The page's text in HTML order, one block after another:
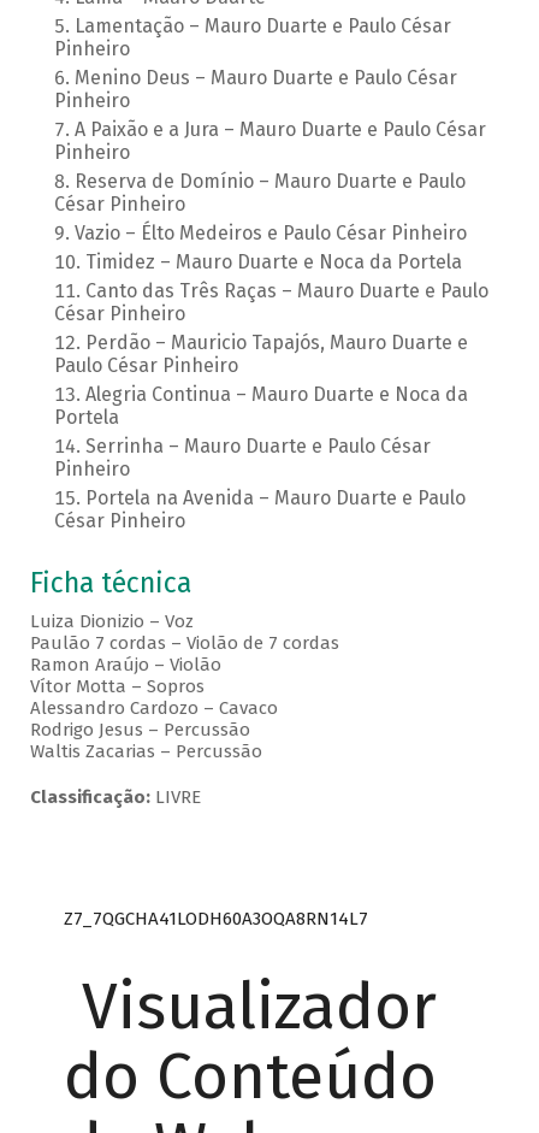
Lamentação – Mauro Duarte e Paulo César
Pinheiro
Menino Deus – Mauro Duarte e Paulo César
Pinheiro
A Paixão e a Jura – Mauro Duarte e Paulo César
Pinheiro
Reserva de Domínio – Mauro Duarte e Paulo
César Pinheiro
Vazio – Élto Medeiros e Paulo César Pinheiro
Timidez – Mauro Duarte e Noca da Portela
Canto das Três Raças – Mauro Duarte e Paulo
César Pinheiro
Perdão – Mauricio Tapajós, Mauro Duarte e
Paulo César Pinheiro
Alegria Continua – Mauro Duarte e Noca da
Portela
Serrinha – Mauro Duarte e Paulo César
Pinheiro
Portela na Avenida – Mauro Duarte e Paulo
César Pinheiro
Ficha técnica
Luiza Dionizio – Voz
Paulão 7 cordas – Violão de 7 cordas
Ramon Araújo – Violão
Vítor Motta – Sopros
Alessandro Cardozo – Cavaco
Rodrigo Jesus – Percussão
Waltis Zacarias – Percussão
Classificação:LIVRE
Z7_7QGCHA41LODH60A3OQA8RN14L7
Visualizador
do Conteúdo